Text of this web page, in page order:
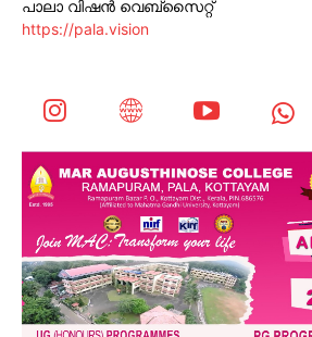
പാലാ വിഷൻ വെബ്സൈറ്റ്
https://pala.vision